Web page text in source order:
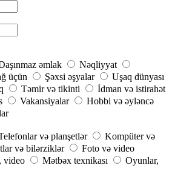
əmlak
Nəqliyyat
üçün Şəxsi əşyalar
Uşaq dünyası
Təmir və tikinti
İdman və istirahət
Vakansiyalar
Hobbi və əyləncə
və planşetlər
Kompüter və
və bilərziklər
Foto və video
video Mətbəx texnikası
Oyunlar,